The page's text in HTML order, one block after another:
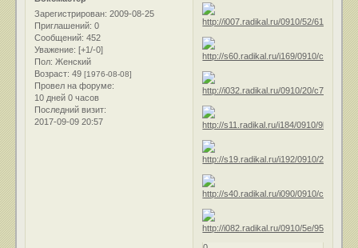
Зарегистрирован: 2009-08-25
Приглашений: 0
Сообщений: 452
Уважение: [+1/-0]
Пол: Женский
Возраст: 49[1976-08-08]
Провел на форуме:
10 дней 0 часов
Последний визит:
2017-09-09 20:57